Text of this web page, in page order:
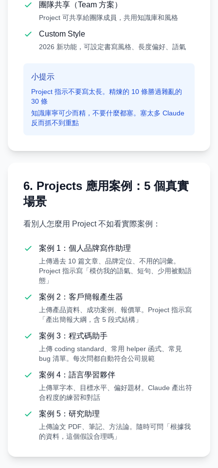
團隊共享（Team 方案）
Project 可共享給團隊成員，共用知識庫和風格
Custom Style
2026 新功能，可設定書寫風格、長度偏好、語氣
小提示
Project 指示不要寫太長。精煉的 10 條勝過雜亂的
30 條
知識庫寧可少而精，不要什麼都塞。塞太多 Claude
反而抓不到重點
6. Projects 應用案例：5 個真實
場景
看別人怎麼用 Project 不如看實際案例：
案例 1：個人品牌寫作助理
上傳過去 10 篇文章、品牌定位、不用的詞彙。
Project 指示寫「模仿我的語氣、短句、少用被動語
態」
案例 2：客戶簡報產生器
上傳產品資料、成功案例、報價單。Project 指示寫
「產出簡報大綱，含 5 段式結構」
案例 3：程式碼助手
上傳 coding standard、常用 helper 函式、常見
bug 清單。每次問都自動符合公司規範
案例 4：語言學習夥伴
上傳單字本、目標水平、偏好題材。Claude 產出符
合程度的練習和對話
案例 5：研究助理
上傳論文 PDF、筆記、方法論。隨時可問「根據我
的資料，這個假設合理嗎」